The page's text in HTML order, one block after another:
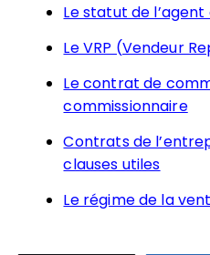
Le statut de
Le VRP (Vendeur
Le contrat de
commissionnaire
Contrats de
clauses utiles
Le régime de la